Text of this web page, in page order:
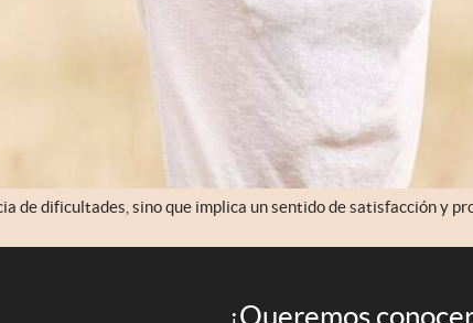
de dificultades, sino que implica un sentido de satisfacción y
¡Queremos